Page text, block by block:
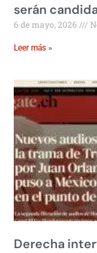
serán
6 de mayo, 2026
Leer más »
Derecha